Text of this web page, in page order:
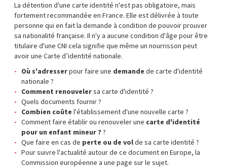
La détention d'une carte identité n'est pas obligatoire, mais
fortement recommandée en France. Elle est délivrée à toute
personne qui en fait la demande à condition de pouvoir prouver
sa nationalité française. Il n'y a aucune condition d'âge pour être
titulaire d'une CNI cela signifie que même un nourrisson peut
avoir une Carte d’identité nationale.
Où s'adresserpour faire une demande de carte d'identité
nationale ?
Comment renouvelersa carte d'identité ?
Quels documents fournir ?
Combien coûte l'établissement d'une nouvelle carte ?
Comment faire établir ou renouveler une carte d'identité
pour un enfant mineur ? ?
Que faire en cas de perte ou de volde sa carte identité ?
Pour suivre l'actualité autour de ce document en Europe, la
Commission européenne a une page sur le sujet.